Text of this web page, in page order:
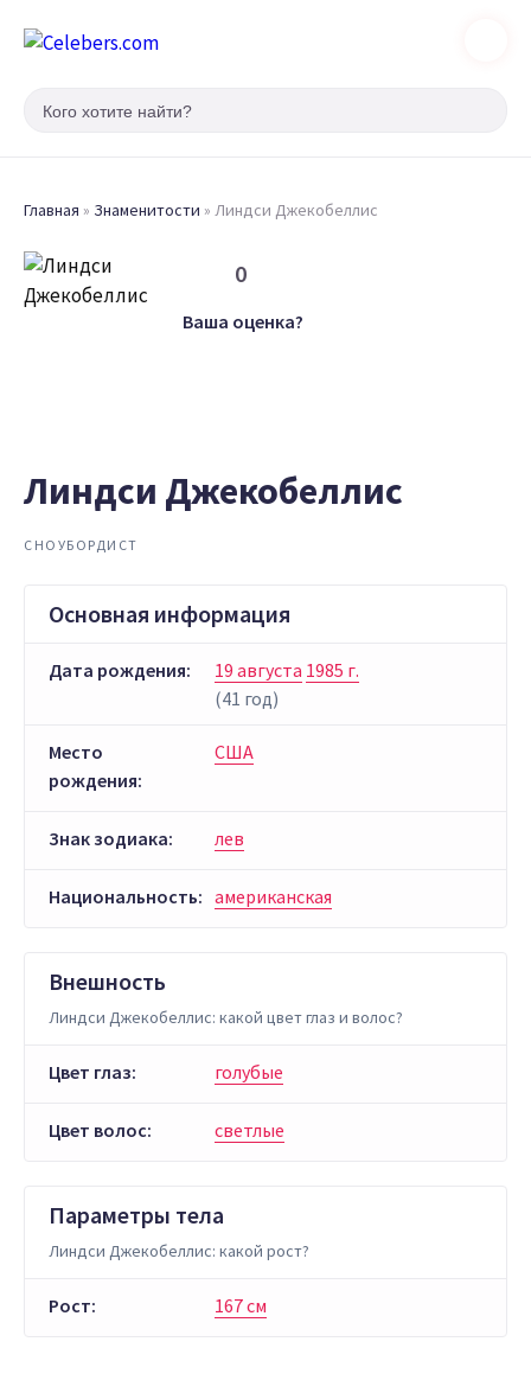
Главная » Знаменитости » Линдси Джекобеллис
0
Ваша оценка?
Линдси Джекобеллис
СНОУБОРДИСТ
Основная информация
Дата рождения: 19 августа 1985 г.
(41 год)
Место
рождения:
США
Знак зодиака: лев
Национальность: американская
Внешность
Линдси Джекобеллис: какой цвет глаз и волос?
Цвет глаз: голубые
Цвет волос: светлые
Параметры тела
Линдси Джекобеллис: какой рост?
Рост: 167 см